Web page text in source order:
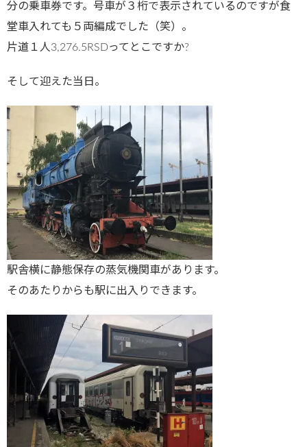
分の乗車券です。号車が３桁で表示されているのですが食
堂車入れても５両編成でした（笑）。
片道１人3,276.5RSDってとこですか?
そして迎えた当日。
駅舎横に静態保存の蒸気機関車があります。
そのあたりからも駅に出入りできます。